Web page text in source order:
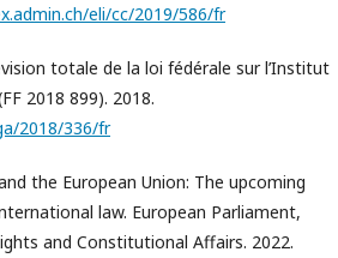
eli/cc/2019/586/fr
totale de la loi fédérale sur l’Institut
2018 899). 2018.
2018/336/fr
the European Union: The upcoming
law. European Parliament,
and Constitutional Affairs. 2022.